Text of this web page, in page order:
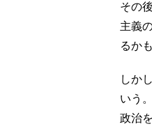
その
主義
るか
しか
いう
政治